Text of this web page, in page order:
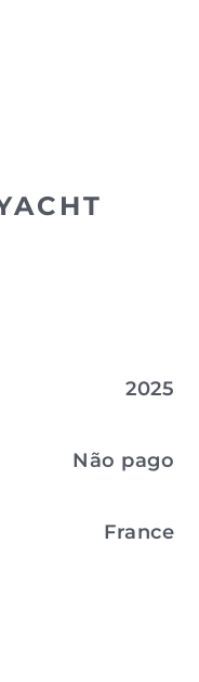
2025
Não pago
France